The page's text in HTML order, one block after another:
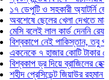
ও সহকারী অ্যাটর্নি
ছেলের খেলা দেখতে মাঠে
বলেই লাল কার্ড দেননি রেফারি!
নেই পাকিস্তান, তবু প্রতিটি
৭ হাজার কোটি টাকার ৫
ড্র দিয়ে ব্রাজিলের হেক্সা
প্রেসিডেন্ট জিয়াউর রহমান